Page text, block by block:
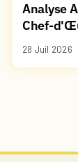
Analyse
Chef-
28 Juil 2026